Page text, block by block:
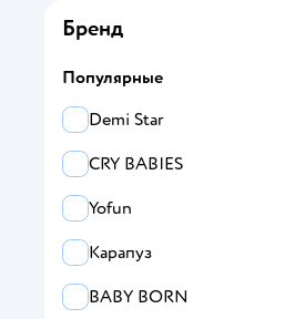
Бренд
Популярные
Demi Star
CRY BABIES
Yofun
Карапуз
BABY BORN